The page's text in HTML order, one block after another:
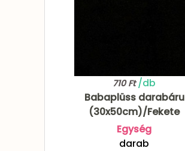
710 Ft/db
Babaplüss darabáru
(30x50cm)/Fekete
Egység
darab